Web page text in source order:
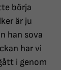
börja
är ju
han sova
har vi
i genom